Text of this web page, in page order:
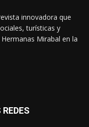
innovadora que
turísticas y
Mirabal en la